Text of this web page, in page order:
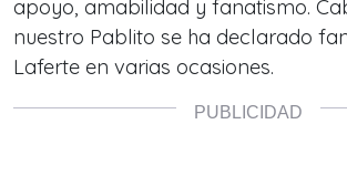
apoyo, amabilidad y fanatismo.
nuestro Pablito se ha declarado
Laferte en varias ocasiones.